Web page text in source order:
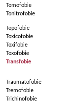
Tomofobie
Tonitrofobie
Topofobie
Toxicofobie
Toxifobie
Toxofobie
Transfobie
Traumatofobie
Tremofobie
Trichinofobie